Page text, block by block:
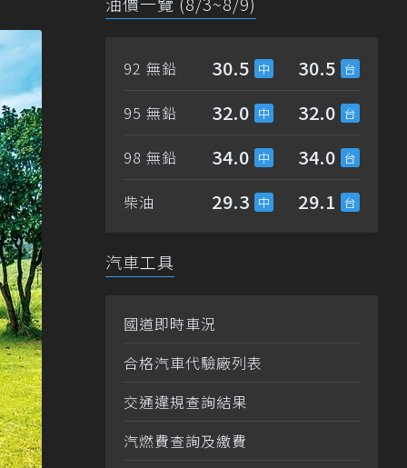
92 無鉛 30.5 30.5
95 無鉛 32.0 32.0
98 無鉛 34.0 34.0
柴油 29.3 29.1
汽車工具
國道即時車況
合格汽車代驗廠列表
交通違規查詢結果
汽燃費查詢及繳費